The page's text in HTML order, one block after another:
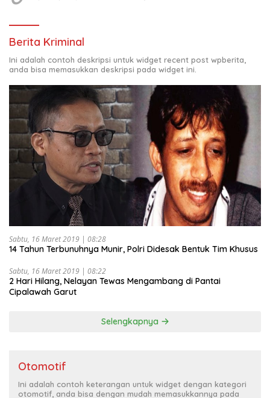
Berita Kriminal
Ini adalah contoh deskripsi untuk widget recent post wpberita,
anda bisa memasukkan deskripsi pada widget ini.
Sabtu, 16 Maret 2019 | 08:28
14 Tahun Terbunuhnya Munir, Polri Didesak Bentuk Tim Khusus
Sabtu, 16 Maret 2019 | 08:22
2 Hari Hilang, Nelayan Tewas Mengambang di Pantai
Cipalawah Garut
Selengkapnya
Otomotif
Ini adalah contoh keterangan untuk widget dengan kategori
otomotif, anda bisa dengan mudah memasukkannya pada